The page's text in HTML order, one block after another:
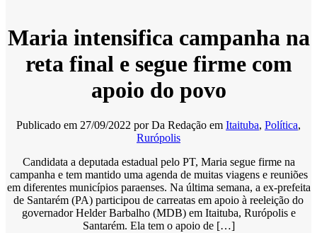
Maria intensifica campanha na
reta final e segue firme com
apoio do povo
Publicado em 27/09/2022 porDa Redação em Itaituba, Política,
Rurópolis
Candidata a deputada estadual pelo PT, Maria segue firme na
campanha e tem mantido uma agenda de muitas viagens e reuniões
em diferentes municípios paraenses. Na última semana, a ex-prefeita
de Santarém (PA) participou de carreatas em apoio à reeleição do
governador Helder Barbalho (MDB) em Itaituba, Rurópolis e
Santarém. Ela tem o apoio de […]